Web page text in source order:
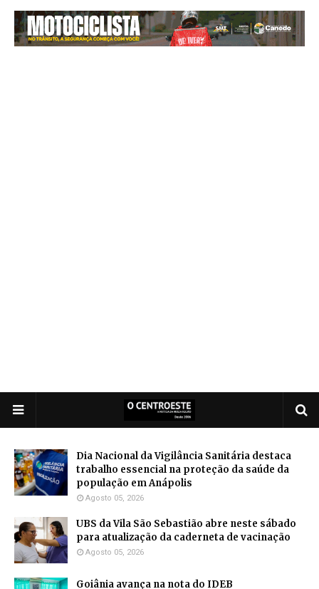
Dia Nacional da Vigilância Sanitária destaca
trabalho essencial na proteção da saúde da
população em Anápolis
Agosto 05, 2026
UBS da Vila São Sebastião abre neste sábado
para atualização da caderneta de vacinação
Agosto 05, 2026
Goiânia avança na nota do IDEB